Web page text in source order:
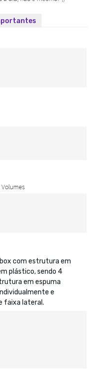
com estrutura em
plástico, sendo 4
em espuma
e
faixa lateral.